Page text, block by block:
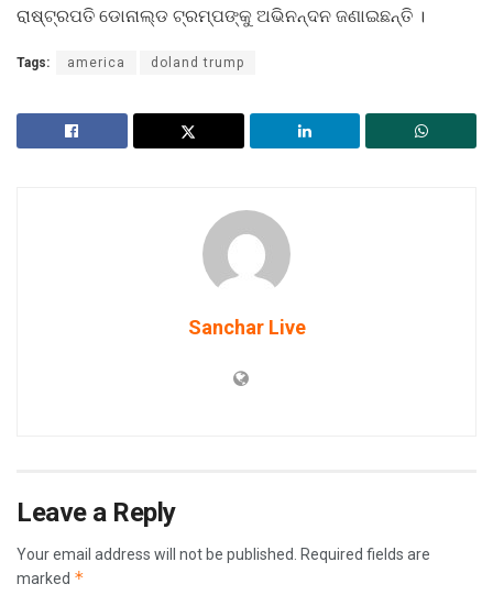
ରାଷ୍ଟ୍ରପତି ଡୋନାଲ୍ଡ ଟ୍ରମ୍ପଙ୍କୁ ଅଭିନନ୍ଦନ ଜଣାଇଛନ୍ତି ।
Tags: america doland trump
Sanchar Live
Leave a Reply
Your email address will not be published. Required fields are
marked *